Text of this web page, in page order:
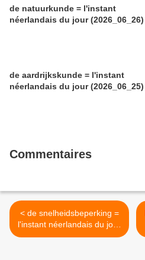
de natuurkunde = l'instant
néerlandais du jour (2026_06_26)
de aardrijkskunde = l'instant
néerlandais du jour (2026_06_25)
Commentaires
< de snelheidsbeperking =
l'instant néerlandais du jour
(2026_06_08)